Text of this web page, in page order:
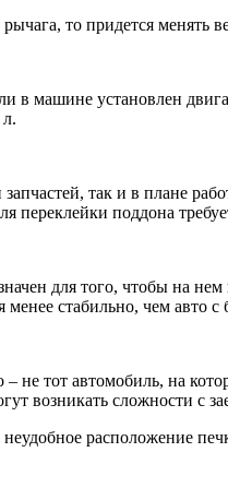
то придется менять
машине установлен
так и в плане
переклейки поддона
для того, чтобы на
стабильно, чем
не тот автомобиль, на
возникать сложности с
расположение